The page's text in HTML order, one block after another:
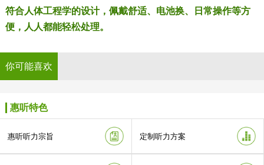
符合人体工程学的设计，佩戴舒适、电池换、日常操作等方
便，人人都能轻松处理。
你可能喜欢
惠听特色
惠听听力宗旨 定制听力方案